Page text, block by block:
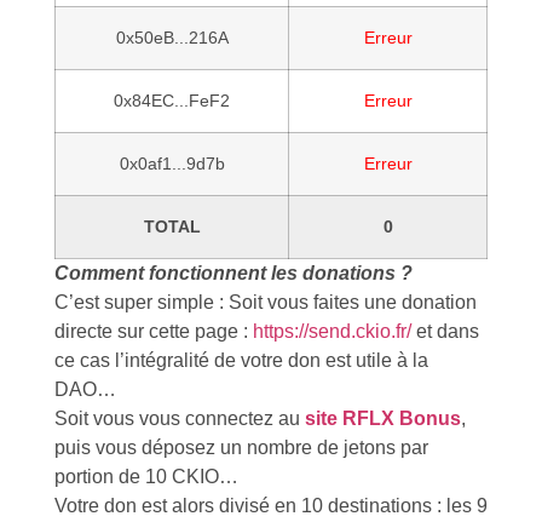
0x50eB...216A Erreur
0x84EC...FeF2 Erreur
0x0af1...9d7b Erreur
TOTAL 0
Comment fonctionnent les donations ?
C’est super simple : Soit vous faites une donation
directe sur cette page : https://send.ckio.fr/et dans
ce cas l’intégralité de votre don est utile à la
DAO…
Soit vous vous connectez au site RFLX Bonus,
puis vous déposez un nombre de jetons par
portion de 10 CKIO…
Votre don est alors divisé en 10 destinations : les 9